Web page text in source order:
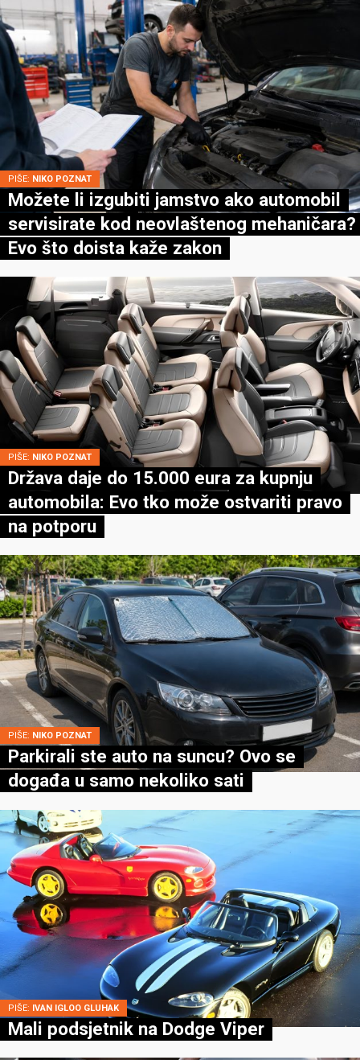
PIŠE: NIKO POZNAT
Možete li izgubiti jamstvo ako automobil
servisirate kod neovlaštenog mehaničara?
Evo što doista kaže zakon
PIŠE: NIKO POZNAT
Država daje do 15.000 eura za kupnju
automobila: Evo tko može ostvariti pravo
na potporu
PIŠE: NIKO POZNAT
Parkirali ste auto na suncu? Ovo se
događa u samo nekoliko sati
PIŠE: IVAN IGLOO GLUHAK
Mali podsjetnik na Dodge Viper